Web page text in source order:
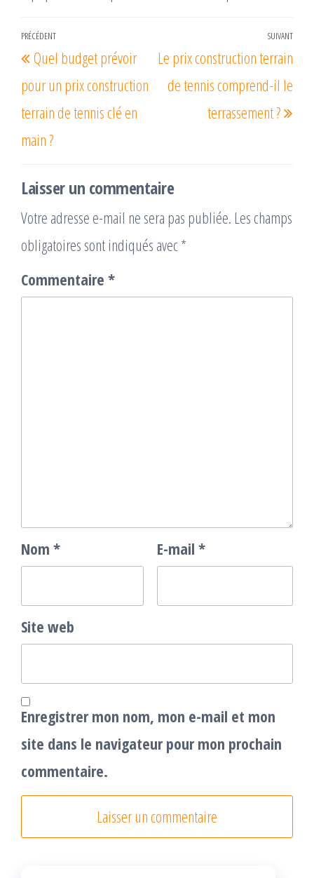
Navigation
de
l’article
Article
précédent
PRÉCÉDENT
Quel budget prévoir
pour un prix construction
terrain de tennis clé en
main ?
SUIVANT
Le prix construction terrain
de tennis comprend-il le
terrassement ?
Laisser un commentaire
Votre adresse e-mail ne sera pas publiée. Les champs
obligatoires sont indiqués avec *
Commentaire *
Nom * E-mail *
Site web
Enregistrer mon nom, mon e-mail et mon
site dans le navigateur pour mon prochain
commentaire.